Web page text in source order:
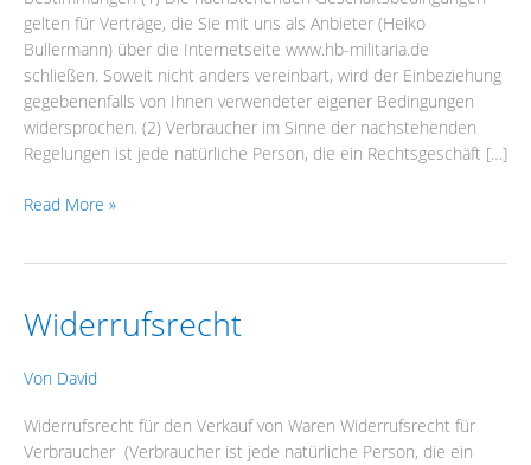
gelten für Verträge, die Sie mit uns als Anbieter (Heiko
Bullermann) über die Internetseite www.hb-militaria.de
schließen. Soweit nicht anders vereinbart, wird der Einbeziehung
gegebenenfalls von Ihnen verwendeter eigener Bedingungen
widersprochen. (2) Verbraucher im Sinne der nachstehenden
Regelungen ist jede natürliche Person, die ein Rechtsgeschäft […]
Read More »
Widerrufsrecht
Von David
Widerrufsrecht für den Verkauf von Waren Widerrufsrecht für
Verbraucher (Verbraucher ist jede natürliche Person, die ein
Widerrufsrecht